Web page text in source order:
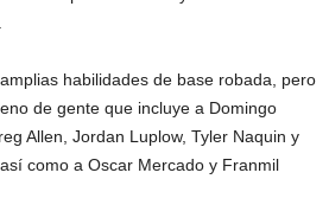
habilidades de base robada, pero
de gente que incluye a Domingo
Allen, Jordan Luplow, Tyler Naquin y
como a Oscar Mercado y Franmil